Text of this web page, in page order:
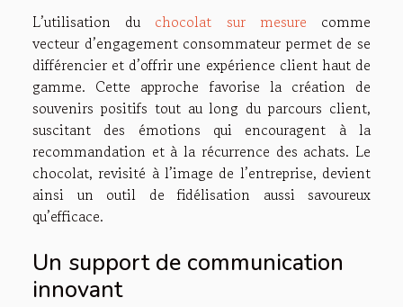
L’utilisation du chocolat sur mesure comme
vecteur d’engagement consommateur permet de se
différencier et d’offrir une expérience client haut de
gamme. Cette approche favorise la création de
souvenirs positifs tout au long du parcours client,
suscitant des émotions qui encouragent à la
recommandation et à la récurrence des achats. Le
chocolat, revisité à l’image de l’entreprise, devient
ainsi un outil de fidélisation aussi savoureux
qu’efficace.
Un support de communication
innovant